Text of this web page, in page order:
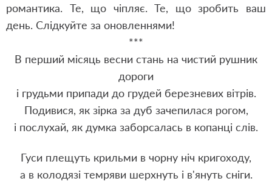
романтика. Те, що чіпляє. Те, що зробить ваш
день. Слідкуйте за оновленнями!
***
В перший місяць весни стань на чистий рушник
дороги
і грудьми припади до грудей березневих вітрів.
Подивися, як зірка за дуб зачепилася рогом,
і послухай, як думка заборсалась в копанці слів.
Гуси плещуть крильми в чорну ніч кригоходу,
а в колодязі темряви шерхнуть і в'януть сніги.